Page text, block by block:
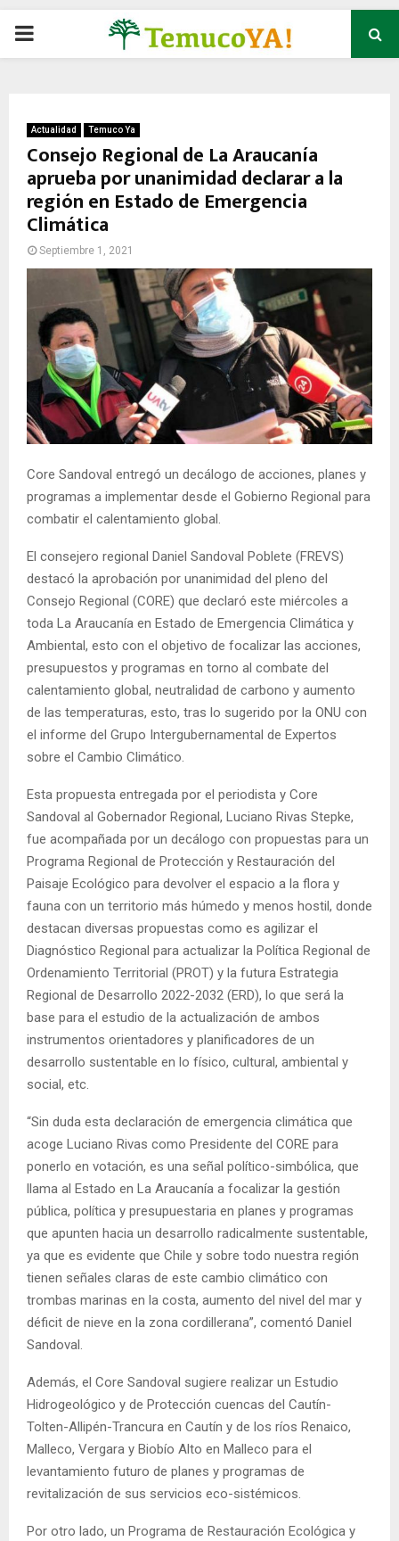
P
M
A
R
E
N
U
Actualidad Temuco Ya
Consejo Regional de La Araucanía
aprueba por unanimidad declarar a la
región en Estado de Emergencia
Climática
Septiembre 1, 2021
Core Sandoval entregó un decálogo de acciones, planes y
programas a implementar desde el Gobierno Regional para
combatir el calentamiento global.
El consejero regional Daniel Sandoval Poblete (FREVS)
destacó la aprobación por unanimidad del pleno del
Consejo Regional (CORE) que declaró este miércoles a
toda La Araucanía en Estado de Emergencia Climática y
Ambiental, esto con el objetivo de focalizar las acciones,
presupuestos y programas en torno al combate del
calentamiento global, neutralidad de carbono y aumento
de las temperaturas, esto, tras lo sugerido por la ONU con
el informe del Grupo Intergubernamental de Expertos
sobre el Cambio Climático.
Esta propuesta entregada por el periodista y Core
Sandoval al Gobernador Regional, Luciano Rivas Stepke,
fue acompañada por un decálogo con propuestas para un
Programa Regional de Protección y Restauración del
Paisaje Ecológico para devolver el espacio a la flora y
fauna con un territorio más húmedo y menos hostil, donde
destacan diversas propuestas como es agilizar el
Diagnóstico Regional para actualizar la Política Regional de
Ordenamiento Territorial (PROT) y la futura Estrategia
Regional de Desarrollo 2022-2032 (ERD), lo que será la
base para el estudio de la actualización de ambos
instrumentos orientadores y planificadores de un
desarrollo sustentable en lo físico, cultural, ambiental y
social, etc.
“Sin duda esta declaración de emergencia climática que
acoge Luciano Rivas como Presidente del CORE para
ponerlo en votación, es una señal político-simbólica, que
llama al Estado en La Araucanía a focalizar la gestión
pública, política y presupuestaria en planes y programas
que apunten hacia un desarrollo radicalmente sustentable,
ya que es evidente que Chile y sobre todo nuestra región
tienen señales claras de este cambio climático con
trombas marinas en la costa, aumento del nivel del mar y
déficit de nieve en la zona cordillerana”, comentó Daniel
Sandoval.
Además, el Core Sandoval sugiere realizar un Estudio
Hidrogeológico y de Protección cuencas del Cautín-
Tolten-Allipén-Trancura en Cautín y de los ríos Renaico,
Malleco, Vergara y Biobío Alto en Malleco para el
levantamiento futuro de planes y programas de
revitalización de sus servicios eco-sistémicos.
Por otro lado, un Programa de Restauración Ecológica y